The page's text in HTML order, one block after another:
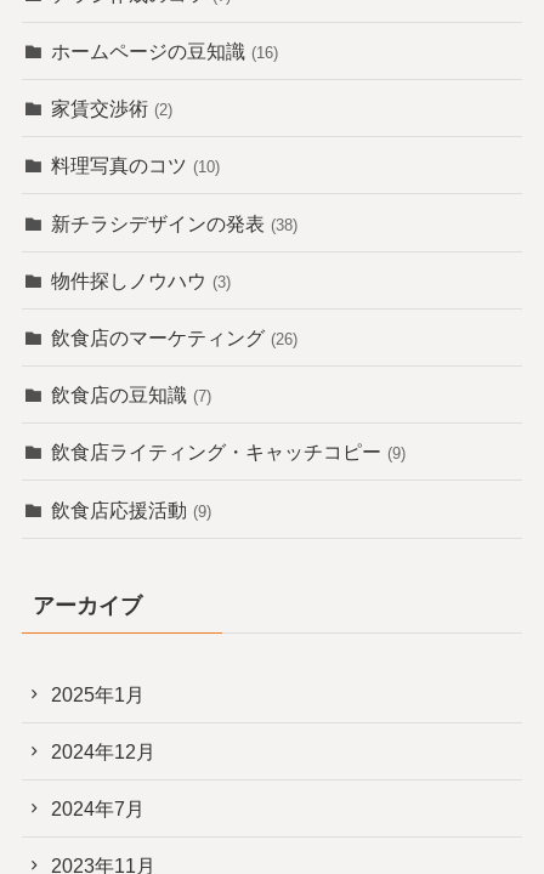
ホームページの豆知識 (16)
家賃交渉術 (2)
料理写真のコツ (10)
新チラシデザインの発表 (38)
物件探しノウハウ (3)
飲食店のマーケティング (26)
飲食店の豆知識 (7)
飲食店ライティング・キャッチコピー (9)
飲食店応援活動 (9)
アーカイブ
2025年1月
2024年12月
2024年7月
2023年11月